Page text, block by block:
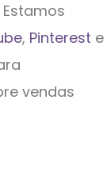
, Pinterest e
vendas